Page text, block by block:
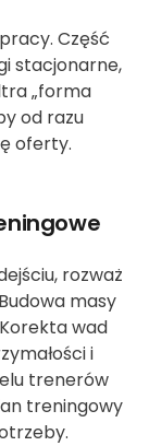
Część
stacjonarne,
„forma
od razu
oferty.
rozważ
masy
wad
i
trenerów
treningowy